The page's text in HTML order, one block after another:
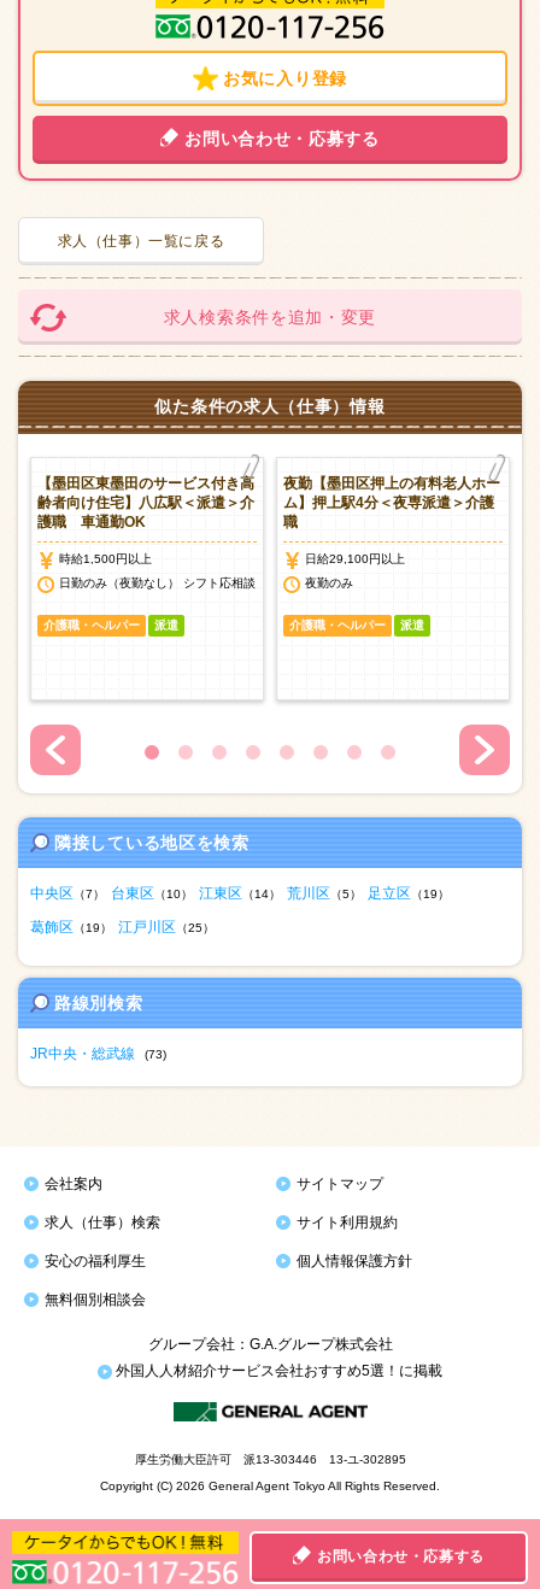
お問い合わせ・応募する
お気に入り登録
お問い合わせ・応募する
求人（仕事）一覧に戻る
求人検索条件を追加・変更
似た条件の求人（仕事）情報
【墨田区東墨田のサービス付き高
齢者向け住宅】八広駅＜派遣＞介
護職 車通勤OK
時給1,500円以上
日勤のみ（夜勤なし） シフト応相談
介護職・ヘルパー 派遣
夜勤【墨田区押上の有料老人ホー
ム】押上駅4分＜夜専派遣＞介護
職
日給29,100円以上
夜勤のみ
介護職・ヘルパー 派遣
隣接している地区を検索
中央区 （7） 台東区 （10） 江東区 （14） 荒川区 （5） 足立区 （19）
葛飾区 （19） 江戸川区 （25）
路線別検索
JR中央・総武線 (73)
会社案内 サイトマップ
求人（仕事）検索 サイト利用規約
安心の福利厚生 個人情報保護方針
無料個別相談会
グループ会社：G.A.グループ株式会社
外国人人材紹介サービス会社おすすめ5選！に掲載
厚生労働大臣許可 派13-303446 13-ユ-302895
Copyright (C) 2026 General Agent Tokyo All Rights Reserved.